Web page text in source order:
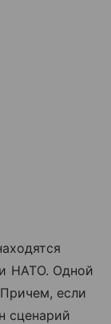
НАТО. Одной
если
сценарий